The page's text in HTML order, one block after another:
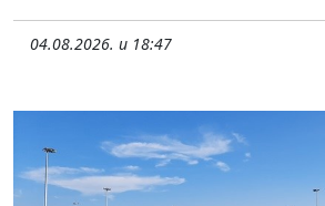
04.08.2026. u 18:47